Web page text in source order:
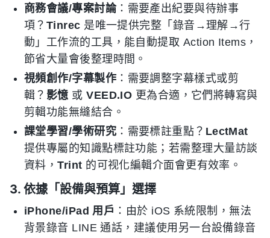
商務會議/專案討論：需要產出紀要與待辦事
項？ Tinrec 是唯一提供完整「錄音→理解→行
動」工作流的工具，能自動提取 Action Items，
節省大量會後整理時間。
視頻創作/字幕製作 ：需要調整字幕樣式或剪
輯？ 影憶 或VEED.IO 更為合適，它們將轉寫與
剪輯功能無縫結合。
課堂學習/學術研究 ：需要標註重點？ LectMat
提供專屬的知識點標註功能；若需整理大量訪談
資料，Trint 的可视化編輯介面會更有效率。
3. 依據「設備與預算」選擇
iPhone/iPad 用戶 ：由於 iOS 系統限制，無法
背景錄音 LINE 通話，建議使用另一台設備錄音